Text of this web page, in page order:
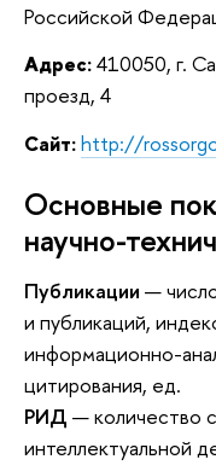
Российской
Адрес:410050, г.
проезд, 4
Сайт:http://
Основные
научно-
Публикации —
и публикаций,
информационно-
цитирования, ед.
РИД — количество
интеллектуальной